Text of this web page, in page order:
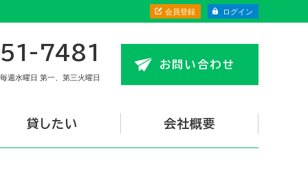
会員登録 ログイン
7481
毎週水曜日 第一、第三火曜日
お問い合わせ
貸したい 会社概要